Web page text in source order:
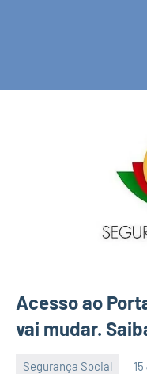
Acesso ao
vai mudar.
Segurança Social